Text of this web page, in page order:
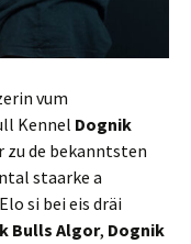
vum
Kennel Dognik
zu de bekanntsten
staarke a
si bei eis dräi
Bulls Algor, Dognik